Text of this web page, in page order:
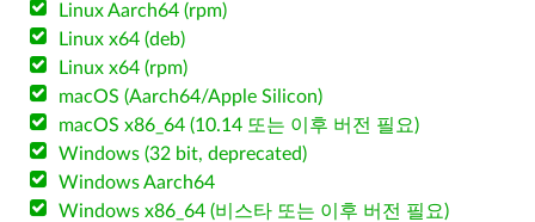
Linux Aarch64 (rpm)
Linux x64 (deb)
Linux x64 (rpm)
macOS (Aarch64/Apple Silicon)
macOS x86_64 (10.14 또는 이후 버전 필요)
Windows (32 bit, deprecated)
Windows Aarch64
Windows x86_64 (비스타 또는 이후 버전 필요)